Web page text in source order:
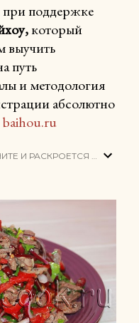
при поддержке
который
выучить
путь
и методология
абсолютно
baihou.ru